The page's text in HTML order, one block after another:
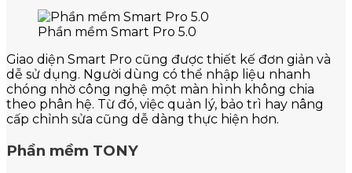
Phần mềm Smart Pro 5.0
Giao diện Smart Pro cũng được thiết kế đơn giản và
dễ sử dụng. Người dùng có thể nhập liệu nhanh
chóng nhờ công nghệ một màn hình không chia
theo phân hệ. Từ đó, việc quản lý, bảo trì hay nâng
cấp chỉnh sửa cũng dễ dàng thực hiện hơn.
Phần mềm TONY